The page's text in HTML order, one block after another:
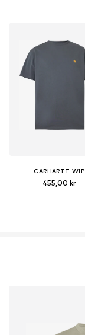
CARHARTT WIP
455,00 kr